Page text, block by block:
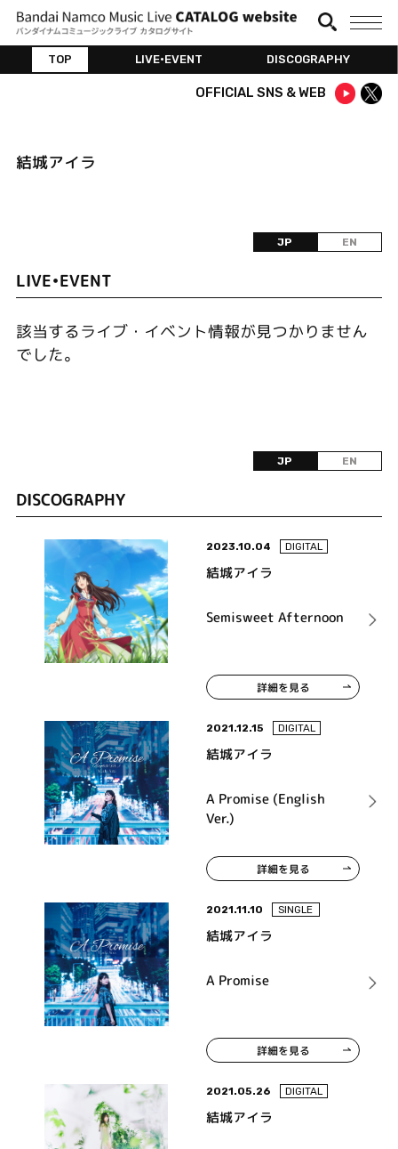
TOP LIVE•EVENT DISCOGRAPHY
OFFICIAL SNS & WEB
結城アイラ
JP EN
LIVE•EVENT
該当するライブ・イベント情報が見つかりません
でした。
JP EN
DISCOGRAPHY
2023.10.04 DIGITAL
結城アイラ
Semisweet Afternoon
詳細を見る
2021.12.15 DIGITAL
結城アイラ
A Promise (English
Ver.)
詳細を見る
2021.11.10 SINGLE
結城アイラ
A Promise
詳細を見る
2021.05.26 DIGITAL
結城アイラ